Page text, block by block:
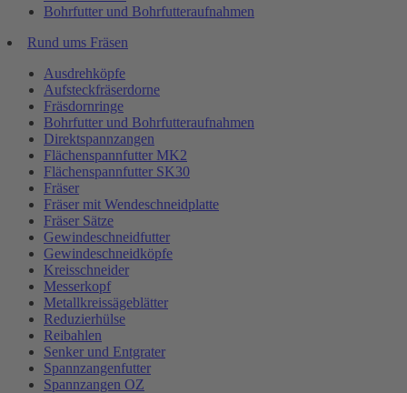
Bohrfutter und Bohrfutteraufnahmen
Rund ums Fräsen
Ausdrehköpfe
Aufsteckfräserdorne
Fräsdornringe
Bohrfutter und Bohrfutteraufnahmen
Direktspannzangen
Flächenspannfutter MK2
Flächenspannfutter SK30
Fräser
Fräser mit Wendeschneidplatte
Fräser Sätze
Gewindeschneidfutter
Gewindeschneidköpfe
Kreisschneider
Messerkopf
Metallkreissägeblätter
Reduzierhülse
Reibahlen
Senker und Entgrater
Spannzangenfutter
Spannzangen OZ